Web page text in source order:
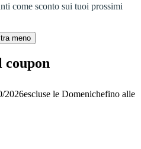
come sconto sui tuoi prossimi
coupon
2026escluse le Domenichefino alle